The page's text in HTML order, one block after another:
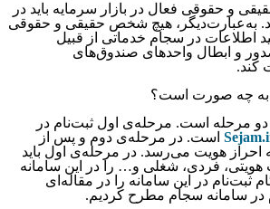
و حقوقی فعال در بازار سرمایه باید در
به‌عبارت‌دیگر، هیچ شخص حقیقی و حقوقی
اطلاعات در سجام خدماتی از قبیل
و ابطال واحدهای صندوق‌های
کند.
به چه صورت است؟
مرحله است. مرحله‌ی اول ثبت‌نام در
است. در مرحله‌‌‌‌‌‌‌‌‌‌‌‌‌‌‌‌‌‌‌‌‌‌‌‌‌‌‌‌‌‌‌‌‌‌‌‌‌‌‌‌‌‌‌‌‌‌‌ی دوم و پس از
احراز هویت می‌‌‌‌‌‌‌‌‌‌‌‌‌‌‌‌‌‌‌‌‌‌‌‌‌‌‌‌‌‌‌‌‌‌‌‌‌‌‌‌‌‌‌‌‌‌‌رسد. در مرحله‌ی اول باید
هویتی، فردی، شغلی و… را در این سامانه
ثبت‌نام در این سامانه را در مقاله‌‌‌‌‌‌‌‌‌‌‌‌‌‌‌‌‌‌‌‌‌‌‌‌‌‌‌‌‌‌‌‌‌‌‌‌‌‌‌‌‌‌‌‌‌‌‌ای
در سامانه سجام مطرح کردیم.